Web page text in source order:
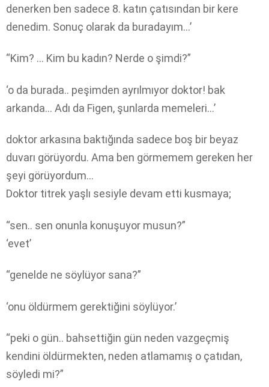
denerken ben sadece 8. katın çatısından bir kere
denedim. Sonuç olarak da buradayım…’
“Kim? … Kim bu kadın? Nerde o şimdi?”
‘o da burada.. peşimden ayrılmıyor doktor! bak
arkanda… Adı da Figen, şunlarda memeleri…’
doktor arkasına baktığında sadece boş bir beyaz
duvarı görüyordu. Ama ben görmemem gereken her
şeyi görüyordum…
Doktor titrek yaşlı sesiyle devam etti kusmaya;
“sen.. sen onunla konuşuyor musun?”
‘evet’
“genelde ne söylüyor sana?”
‘onu öldürmem gerektiğini söylüyor.’
“peki o gün.. bahsettiğin gün neden vazgeçmiş
kendini öldürmekten, neden atlamamış o çatıdan,
söyledi mi?”